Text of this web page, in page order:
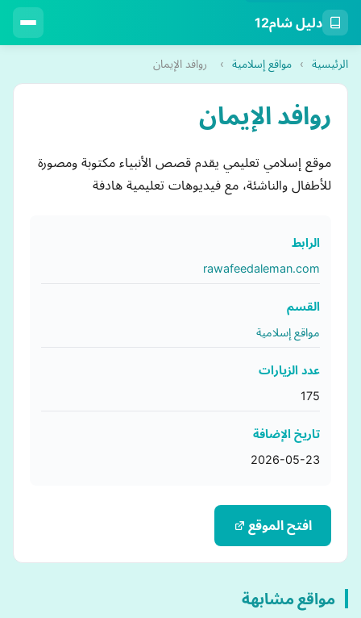
دليل شام12
الرئيسية › مواقع إسلامية › روافد الإيمان
روافد الإيمان
موقع إسلامي تعليمي يقدم قصص الأنبياء مكتوبة ومصورة
للأطفال والناشئة، مع فيديوهات تعليمية هادفة
الرابط
rawafeedaleman.com
القسم
مواقع إسلامية
عدد الزيارات
175
تاريخ الإضافة
2026-05-23
افتح الموقع
مواقع مشابهة